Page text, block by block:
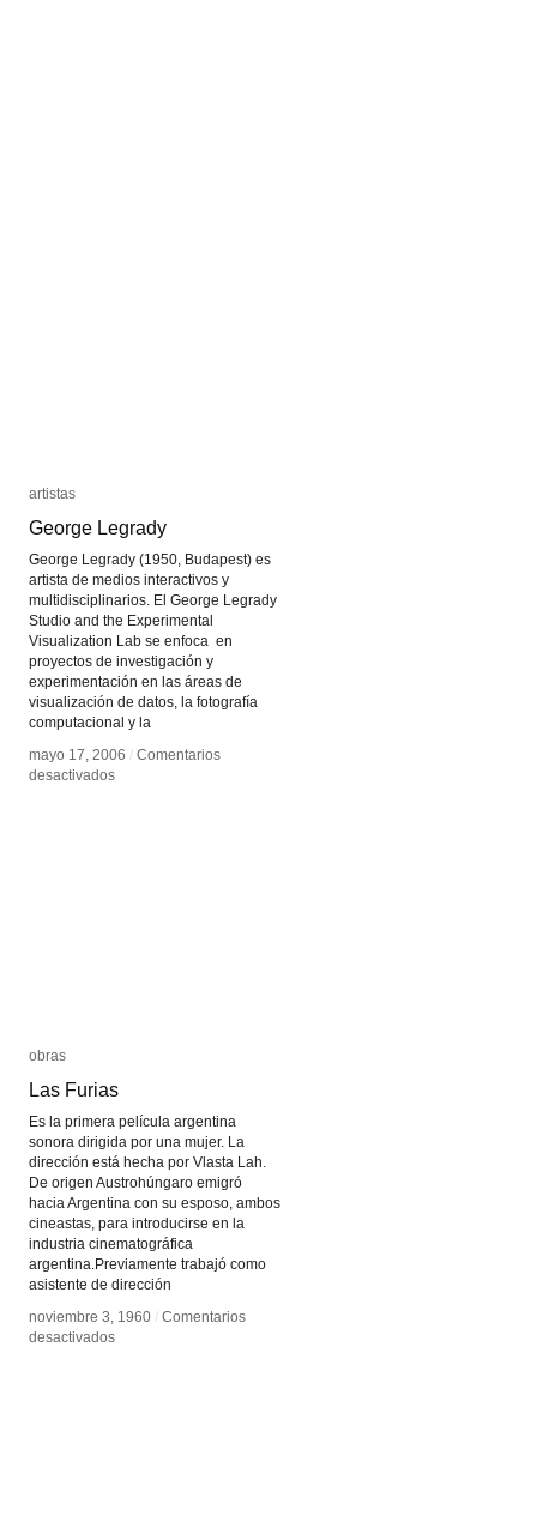
artistas
George Legrady
George Legrady (1950, Budapest) es
artista de medios interactivos y
multidisciplinarios. El George Legrady
Studio and the Experimental
Visualization Lab se enfoca en
proyectos de investigación y
experimentación en las áreas de
visualización de datos, la fotografía
computacional y la
mayo 17, 2006 / Comentarios
desactivadosen
artistas
George Legrady
mayo 17, 2006 / Comentarios
desactivadosen
obras
Las Furias
Es la primera película argentina
sonora dirigida por una mujer. La
dirección está hecha por Vlasta Lah.
De origen Austrohúngaro emigró
hacia Argentina con su esposo, ambos
cineastas, para introducirse en la
industria cinematográfica
argentina.Previamente trabajó como
asistente de dirección
noviembre 3, 1960 / Comentarios
desactivadosen
obras
Las Furias
noviembre 3, 1960 / Comentarios
desactivadosen